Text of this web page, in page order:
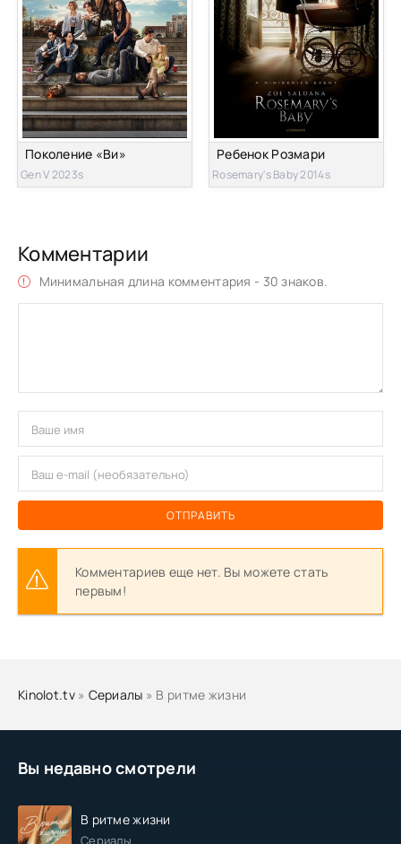
Вы недавно смотрели
В ритме жизни
Сериалы
Поколение «Ви»
Gen V 2023s
Ребенок Розмари
Rosemary's Baby 2014s
Комментарии
Минимальная длина комментария - 30 знаков.
ОТПРАВИТЬ
Комментариев еще нет. Вы можете стать
первым!
Kinolot.tv» Сериалы » В ритме жизни